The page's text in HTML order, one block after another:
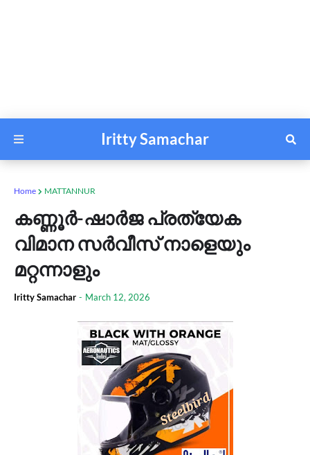
Iritty Samachar
Home MATTANNUR
കണ്ണൂർ-ഷാർജ പ്രത്യേക
വിമാന സർവീസ് നാളെയും
മറ്റന്നാളും
Iritty Samachar - March 12, 2026